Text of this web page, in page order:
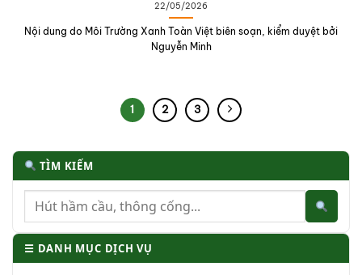
22/05/2026
Nội dung do Môi Trường Xanh Toàn Việt biên soạn, kiểm duyệt bởi
Nguyễn Minh
1 2 3
TÌM KIẾM
☰ DANH MỤC DỊCH VỤ